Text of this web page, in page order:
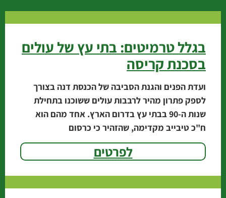
בגלל טרמיטים: בתי עץ של עולים
בסכנת קריסה
ועדת הפנים והגנת הסביבה של הכנסת דנה בצורך
לספק פתרון מהיר לרבבות עולים ששוכנו בתחילת
שנות ה-90 בבתי עץ בדרום הארץ. אחד מהם הוא
ח"כ טיבייב מקדימה, שהזהיר כי כרסום
לפרטים